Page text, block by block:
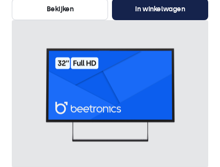
Bekijken
In winkelwagen